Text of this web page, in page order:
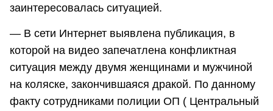
заинтересовалась ситуацией.
— В сети Интернет выявлена публикация, в
которой на видео запечатлена конфликтная
ситуация между двумя женщинами и мужчиной
на коляске, закончившаяся дракой. По данному
факту сотрудниками полиции ОП ( Центральный